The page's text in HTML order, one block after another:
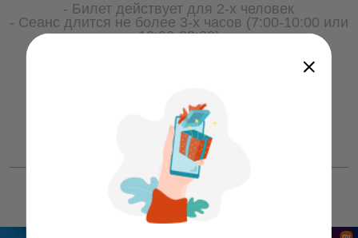
- Билет действует для 2-х человек
- Сеанс длится не более 3-х часов (7:00-10:00 или
19:00-22:00)